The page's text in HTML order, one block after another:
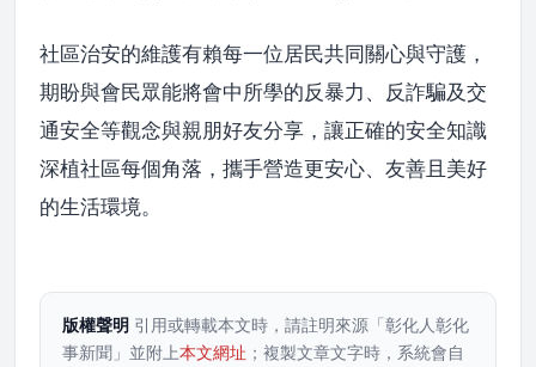
社區治安的維護有賴每一位居民共同關心與守護，
期盼與會民眾能將會中所學的反暴力、反詐騙及交
通安全等觀念與親朋好友分享，讓正確的安全知識
深植社區每個角落，攜手營造更安心、友善且美好
的生活環境。
版權聲明 引用或轉載本文時，請註明來源「彰化人彰化
事新聞」並附上本文網址 ；複製文章文字時，系統會自